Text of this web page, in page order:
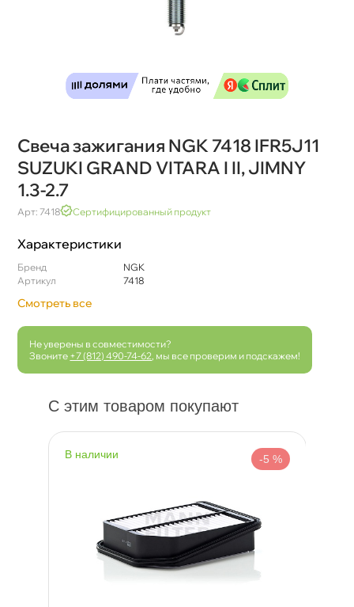
Свеча зажигания NGK 7418 IFR5J11
SUZUKI GRAND VITARA I II, JIMNY
1.3-2.7
Арт: 7418 Сертифицированный продукт
Характеристики
Бренд
NGK
Артикул
7418
Смотреть все
Не уверены в совместимости?
Звоните +7 (812) 490-74-62 , мы все проверим и подскажем!
С этим товаром покупают
наличии -5 %